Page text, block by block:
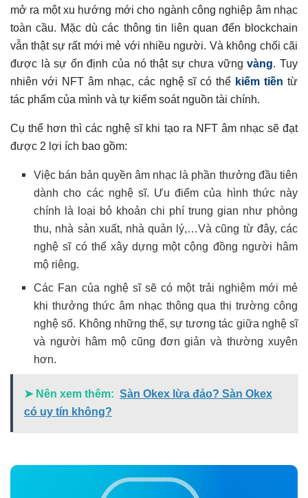
mở ra một xu hướng mới cho ngành công nghiệp âm nhạc
toàn cầu. Mặc dù các thông tin liên quan đến blockchain
vẫn thật sự rất mới mẻ với nhiều người. Và không chối cãi
được là sự ổn định của nó thật sự chưa vữngvàng. Tuy
nhiên với NFT âm nhạc, các nghệ sĩ có thể kiếm tiền từ
tác phẩm của mình và tự kiểm soát nguồn tài chính.
Cụ thể hơn thì các nghệ sĩ khi tạo ra NFT âm nhạc sẽ đạt
được 2 lợi ích bao gồm:
Việc bán bản quyền âm nhạc là phần thưởng đầu tiên
dành cho các nghệ sĩ. Ưu điểm của hình thức này
chính là loại bỏ khoản chi phí trung gian như phòng
thu, nhà sản xuất, nhà quản lý,…Và cũng từ đây, các
nghệ sĩ có thể xây dựng một cộng đồng người hâm
mộ riêng.
Các Fan của nghệ sĩ sẽ có một trải nghiệm mới mẻ
khi thưởng thức âm nhạc thông qua thị trường công
nghệ số. Không những thế, sự tương tác giữa nghệ sĩ
và người hâm mộ cũng đơn giản và thường xuyên
hơn.
➤ Nên xem thêm: Sàn Okex lừa đảo? Sàn Okex
có uy tín không?